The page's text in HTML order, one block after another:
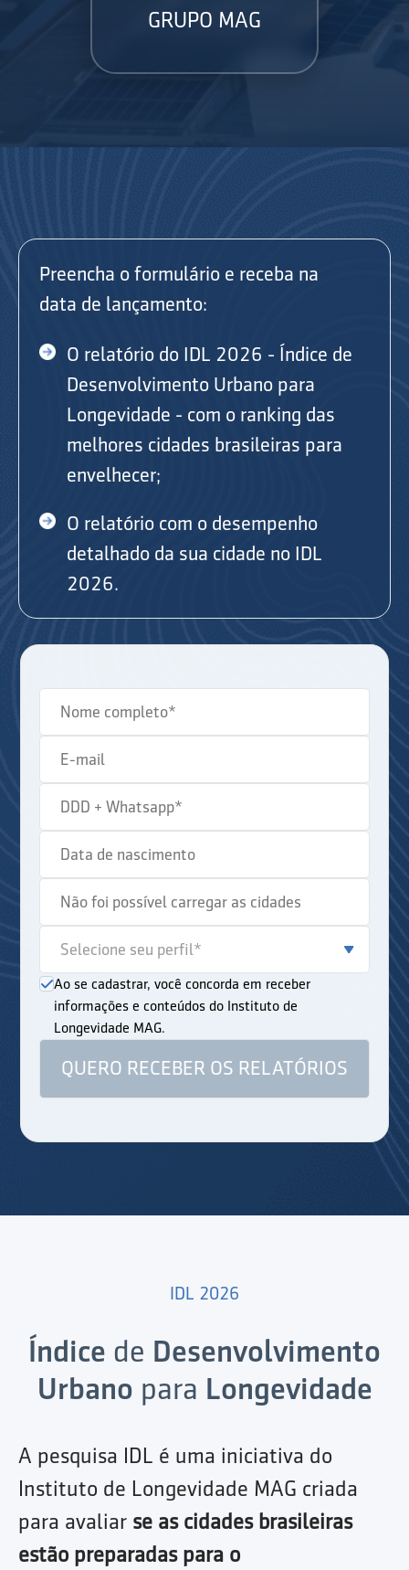
GRUPO MAG
Preencha o formulário e receba na
data de lançamento:
O relatório do IDL 2026 - Índice de
Desenvolvimento Urbano para
Longevidade - com o ranking das
melhores cidades brasileiras para
envelhecer;
O relatório com o desempenho
detalhado da sua cidade no IDL
2026.
Ao se cadastrar, você concorda em receber
informações e conteúdos do Instituto de
Longevidade MAG.
IDL 2026
Índice de Desenvolvimento
Urbano para Longevidade
A pesquisa IDL é uma iniciativa do
Instituto de Longevidade MAG criada
para avaliar se as cidades brasileiras
estão preparadas para o